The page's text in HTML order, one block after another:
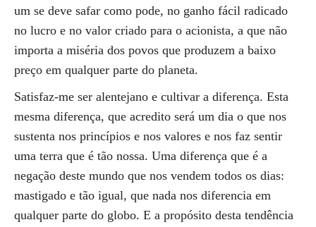
um se deve safar como pode, no ganho fácil radicado
no lucro e no valor criado para o acionista, a que não
importa a miséria dos povos que produzem a baixo
preço em qualquer parte do planeta.
Satisfaz-me ser alentejano e cultivar a diferença. Esta
mesma diferença, que acredito será um dia o que nos
sustenta nos princípios e nos valores e nos faz sentir
uma terra que é tão nossa. Uma diferença que é a
negação deste mundo que nos vendem todos os dias:
mastigado e tão igual, que nada nos diferencia em
qualquer parte do globo. E a propósito desta tendência